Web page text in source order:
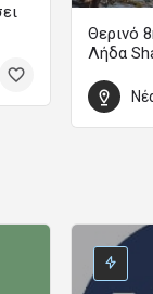
Θερινό
Λήδα
22